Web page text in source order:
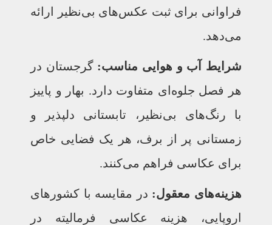
فراوانی برای ثبت عکس‌های بی‌نظیر ارائه
می‌دهد.
شرایط آب و هوایی مناسب: گرجستان در
هر فصل جلوه‌ای متفاوت دارد. بهار و پاییز
با رنگ‌های بی‌نظیر، تابستانی دلپذیر و
زمستانی پر از برف، هر یک فضایی خاص
برای عکاسی فراهم می‌کنند.
هزینه‌های معقول: در مقایسه با کشورهای
اروپایی، هزینه عکاسی فرمالیته در